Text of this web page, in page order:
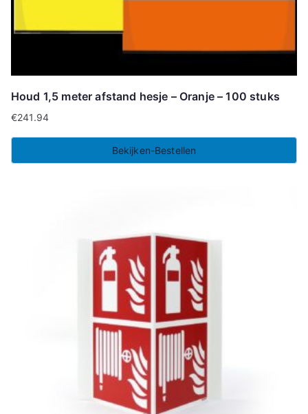
Houd 1,5 meter afstand hesje – Oranje – 100 stuks
€241.94
Bekijken-Bestellen